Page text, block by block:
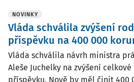
NOVINKY
Vláda schválila zvýšení
příspěvku na 400 000
Vláda schválila návrh ministra
Aleše Juchelky na zvýšení
příspěvku. Nově by měl činit 400